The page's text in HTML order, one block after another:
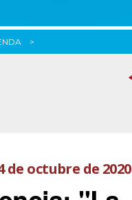
de octubre de 2020